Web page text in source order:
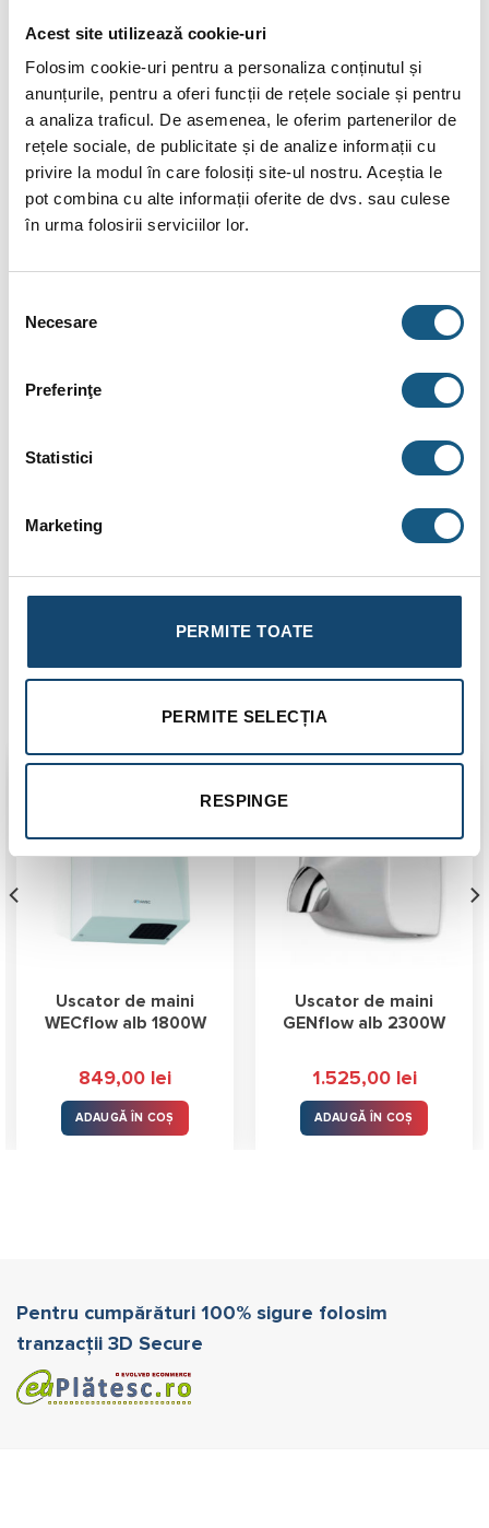
Acest site utilizează cookie-uri
Folosim cookie-uri pentru a personaliza conținutul și
anunțurile, pentru a oferi funcții de rețele sociale și pentru
a analiza traficul. De asemenea, le oferim partenerilor de
rețele sociale, de publicitate și de analize informații cu
privire la modul în care folosiți site-ul nostru. Aceștia le
pot combina cu alte informații oferite de dvs. sau culese
în urma folosirii serviciilor lor.
consimțământului
Necesare
Preferinţe
Statistici
Marketing
PERMITE TOATE
PERMITE SELECȚIA
RESPINGE
Caracteristici:
culoare alb
dimensiuni 250 x 248 x 178 mm
automat, operat prin senzor
nivel de zgomot scazut
potrivit pentru zone silentioase
Putere motor:
Dimensiune: 250 x 248 x 190 mm
Produse similare
Uscator de maini
WECflow alb 1800W
849,00 lei
ADAUGĂ ÎN COȘ
Uscator de maini
GENflow alb 2300W
1.525,00 lei
ADAUGĂ ÎN COȘ
Pentru cumpărături 100% sigure folosim
tranzacții 3D Secure